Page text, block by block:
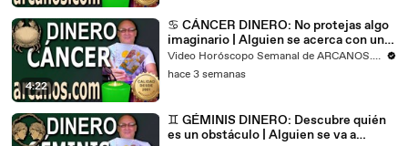
4:22
♋ CÁNCER DINERO: No protejas algo
imaginario | Alguien se acerca con una
propuesta
Video Horóscopo Semanal de ARCANOS.COM
hace 3 semanas
♊ GÉMINIS DINERO: Descubre quién
es un obstáculo | Alguien se va a